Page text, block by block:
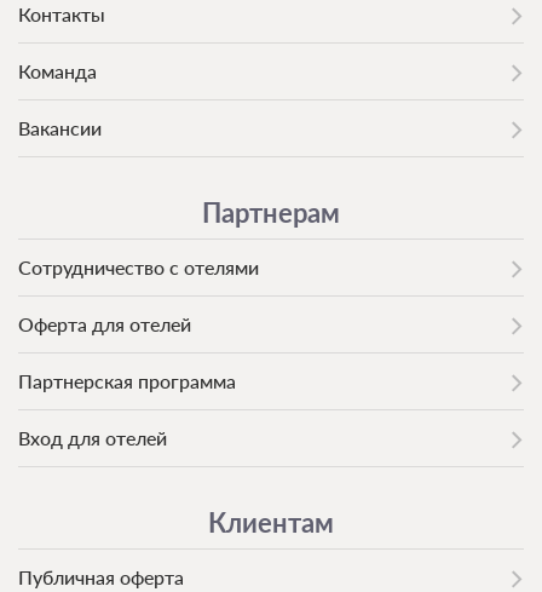
2 800
1 гость
Моментальное подтверждение
При отмене оплата не возвращается
Требуется внесение предоплаты в течение 1 часа.
Сумма предоплаты составляет 294 руб.
2 800
1 гость
В стоимость входит:
При отмене оплата не возвращается
Требуется внесение предоплаты в течение 1 часа.
Контакты
Команда
Вакансии
Партнерам
Сотрудничество с отелями
Оферта для отелей
Партнерская программа
Вход для отелей
Клиентам
Публичная оферта